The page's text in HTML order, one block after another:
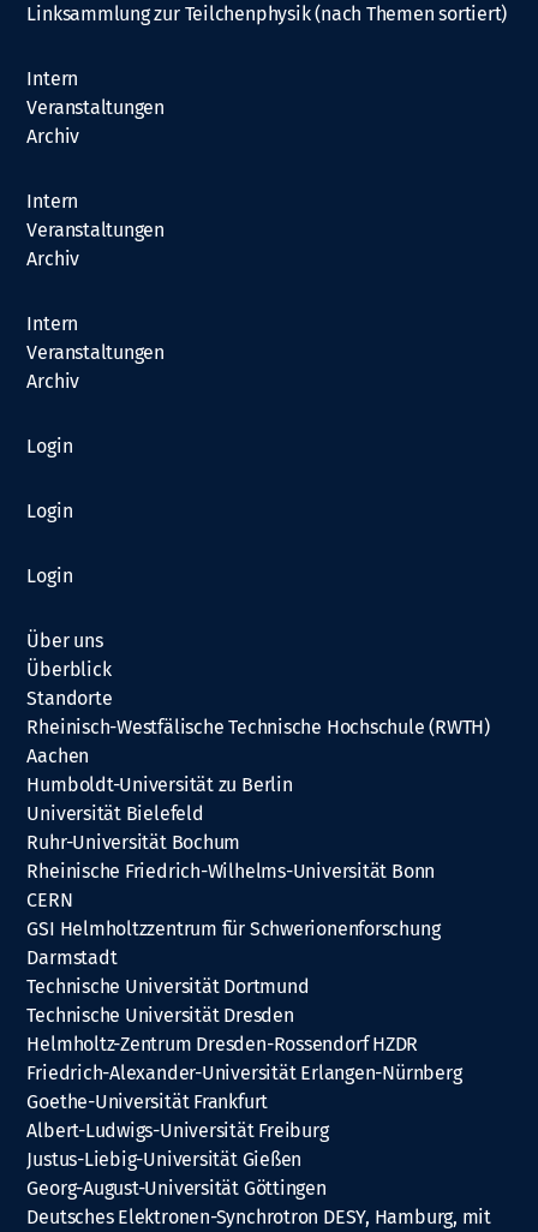
Linksammlung zur Teilchenphysik (nach Themen sortiert)
Intern
Veranstaltungen
Archiv
Intern
Veranstaltungen
Archiv
Intern
Veranstaltungen
Archiv
Login
Login
Login
Über uns
Überblick
Standorte
Rheinisch-Westfälische Technische Hochschule (RWTH)
Aachen
Humboldt-Universität zu Berlin
Universität Bielefeld
Ruhr-Universität Bochum
Rheinische Friedrich-Wilhelms-Universität Bonn
CERN
GSI Helmholtzzentrum für Schwerionenforschung
Darmstadt
Technische Universität Dortmund
Technische Universität Dresden
Helmholtz-Zentrum Dresden-Rossendorf HZDR
Friedrich-Alexander-Universität Erlangen-Nürnberg
Goethe-Universität Frankfurt
Albert-Ludwigs-Universität Freiburg
Justus-Liebig-Universität Gießen
Georg-August-Universität Göttingen
Deutsches Elektronen-Synchrotron DESY, Hamburg, mit